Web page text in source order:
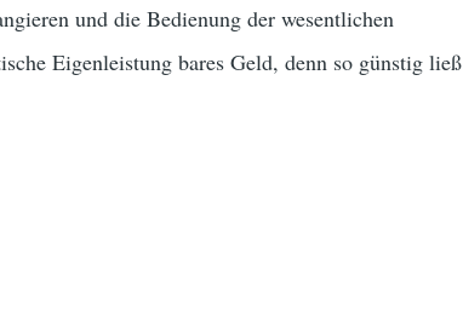
und die Bedienung der wesentlichen
Eigenleistung bares Geld, denn so günstig ließ